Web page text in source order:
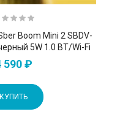
Boom Mini 2 SBDV-
5W 1.0 BT/Wi-Fi
590 ₽
КУПИТЬ